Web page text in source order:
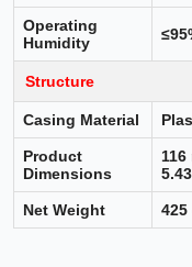
Operating
Humidity
Structure
Casing Material
Product
Dimensions
116
Net Weight 425